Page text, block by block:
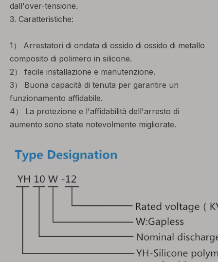
dall'over-tensione.
3. Caratteristiche:
1） Arrestatori di ondata di ossido di ossido di metallo
composito di polimero in silicone.
2） facile installazione e manutenzione.
3） Buona capacità di tenuta per garantire un
funzionamento affidabile.
4） La protezione e l'affidabilità dell'arresto di
aumento sono state notevolmente migliorate.